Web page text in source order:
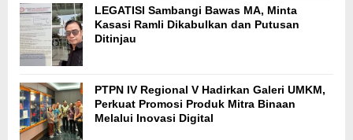
LEGATISI Sambangi Bawas MA, Minta
Kasasi Ramli Dikabulkan dan Putusan
Ditinjau
PTPN IV Regional V Hadirkan Galeri UMKM,
Perkuat Promosi Produk Mitra Binaan
Melalui Inovasi Digital